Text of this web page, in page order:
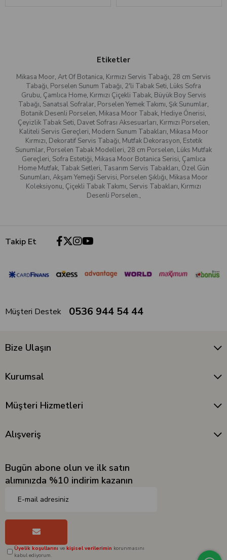
Etiketler
Mikasa Moor, Art Of Botanica, Kırmızı Servis Tabağı, 28 cm Servis
Tabağı, Porselen Sunum Tabağı, 2'li Tabak Seti, Lüks Sofra
Grubu, Çamlıca Home, Kırmızı Çiçekli Tabak, Büyük Boy Servis
Tabağı, Sanatsal Sofralar, Porselen Yemek Takımı, Şık Sunumlar,
Botanik Desenli Porselen, Mikasa Moor Tabak, Hediye Önerisi,
Çeyizlik Tabak Seti, Davet Sofrası Aksesuarları, Kırmızı Porselen,
Kaliteli Servis Gereçleri, Modern Sunum Tabakları, Mikasa Moor
Kırmızı, Dekoratif Servis Tabağı, Mutfak Dekorasyon, Estetik
Sunumlar, Porselen Tabak Modelleri, 28 cm Porselen, Lüks Mutfak
Gereçleri, Sofra Estetiği, Mikasa Moor Botanica Serisi, Çamlıca
Home Mutfak, Tabak Setleri, Tasarım Servis Tabakları, Özel Gün
Sunumları, Akşam Yemeği Servisi, Porselen Şıklığı, Mikasa Moor
Koleksiyonu, Çiçekli Tabak Takımı, Servis Tabakları, Kırmızı
Desenli Porselen.,
Takip Et
Müşteri Destek 0536 944 54 44
Bize Ulaşın
Kurumsal
Müşteri Hizmetleri
Alışveriş
Bugün abone olun ve ilk satın
alımınızda %10 indirim kazanın
Üyelik koşullarını ve kişisel verilerimin korunmasını
kabul ediyorum.